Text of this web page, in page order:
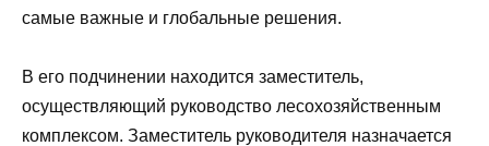
самые важные и глобальные решения.
В его подчинении находится заместитель,
осуществляющий руководство лесохозяйственным
комплексом. Заместитель руководителя назначается